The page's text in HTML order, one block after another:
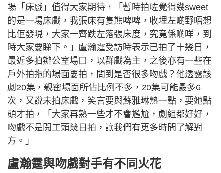
場「床戲」值得大家期待，「暫時拍咗覺得幾sweet
的是一場床戲，我張床有隻熊啤啤，收埋左啲野唔想
比佢發現，大家一齊跌左落張床度，究竟係啲咩，到
時大家要睇下。」盧瀚霆受訪時表示已拍了十幾日，
最近多拍辦公室場口，以群戲為主，之後亦有一些在
戶外拍拖的場面要拍，問到是否很多吻戲？他透露該
劇20集，親密場面所佔比例不多，20集可能最多6
次，又說未拍床戲，笑言要與蘇雅琳熟一點，要她點
頭才拍，「大家再熟一些才不會尷尬，劇組都好好，
吻戲不是開工頭幾日拍，讓我們有更多時間了解對
方。」
盧瀚霆與吻戲對手有不同火花